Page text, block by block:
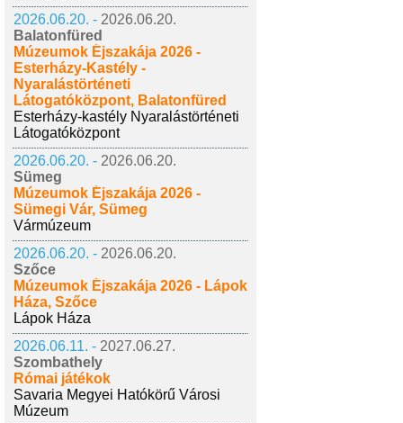
2026.06.20. - 2026.06.20.
Balatonfüred
Múzeumok Éjszakája 2026 -
Esterházy-Kastély -
Nyaralástörténeti
Látogatóközpont, Balatonfüred
Esterházy-kastély Nyaralástörténeti
Látogatóközpont
2026.06.20. - 2026.06.20.
Sümeg
Múzeumok Éjszakája 2026 -
Sümegi Vár, Sümeg
Vármúzeum
2026.06.20. - 2026.06.20.
Szőce
Múzeumok Éjszakája 2026 - Lápok
Háza, Szőce
Lápok Háza
2026.06.11. - 2027.06.27.
Szombathely
Római játékok
Savaria Megyei Hatókörű Városi
Múzeum